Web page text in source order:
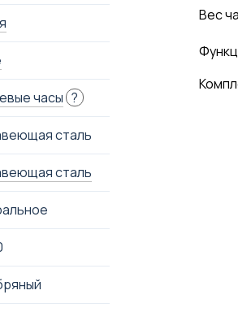
часы ?
сталь
сталь
Вес